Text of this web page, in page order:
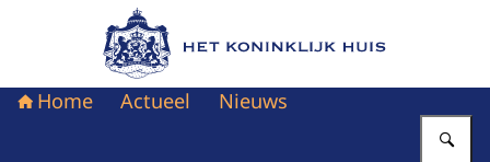
Naar de homepage van Het Koninklijk Huis
Home Actueel Nieuws